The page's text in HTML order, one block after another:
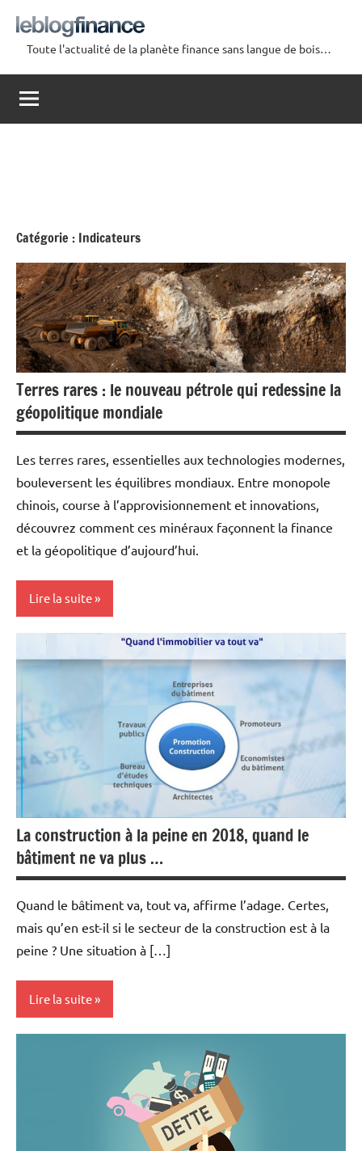
contenu
Le
Blog
Finance
Toute l'actualité de la planète finance sans langue de bois…
Catégorie : Indicateurs
Terres rares : le nouveau pétrole qui redessine la
géopolitique mondiale
Les terres rares, essentielles aux technologies modernes,
bouleversent les équilibres mondiaux. Entre monopole
chinois, course à l’approvisionnement et innovations,
découvrez comment ces minéraux façonnent la finance
et la géopolitique d’aujourd’hui.
Lire la suite
Actualités
Indicateurs
International
premières
Métaux
précieux
La construction à la peine en 2018, quand le
bâtiment ne va plus …
Quand le bâtiment va, tout va, affirme l’adage. Certes,
mais qu’en est-il si le secteur de la construction est à la
peine ? Une situation à […]
Lire la suite